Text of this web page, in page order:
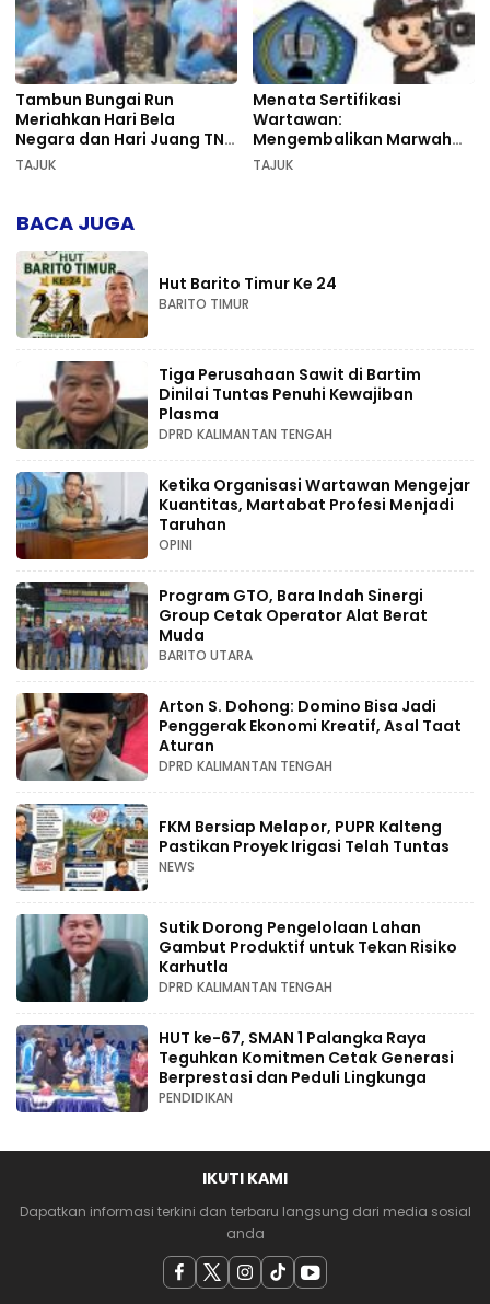
Tambun Bungai Run
Meriahkan Hari Bela
Negara dan Hari Juang TNI
AD di Palangka Raya
TAJUK
Menata Sertifikasi
Wartawan:
Mengembalikan Marwah
Pers dan Keadilan
TAJUK
BACA JUGA
Hut Barito Timur Ke 24
BARITO TIMUR
Tiga Perusahaan Sawit di Bartim
Dinilai Tuntas Penuhi Kewajiban
Plasma
DPRD KALIMANTAN TENGAH
Ketika Organisasi Wartawan Mengejar
Kuantitas, Martabat Profesi Menjadi
Taruhan
OPINI
Program GTO, Bara Indah Sinergi
Group Cetak Operator Alat Berat
Muda
BARITO UTARA
Arton S. Dohong: Domino Bisa Jadi
Penggerak Ekonomi Kreatif, Asal Taat
Aturan
DPRD KALIMANTAN TENGAH
FKM Bersiap Melapor, PUPR Kalteng
Pastikan Proyek Irigasi Telah Tuntas
NEWS
Sutik Dorong Pengelolaan Lahan
Gambut Produktif untuk Tekan Risiko
Karhutla
DPRD KALIMANTAN TENGAH
HUT ke-67, SMAN 1 Palangka Raya
Teguhkan Komitmen Cetak Generasi
Berprestasi dan Peduli Lingkunga
PENDIDIKAN
IKUTI KAMI
Dapatkan informasi terkini dan terbaru langsung dari media sosial
anda